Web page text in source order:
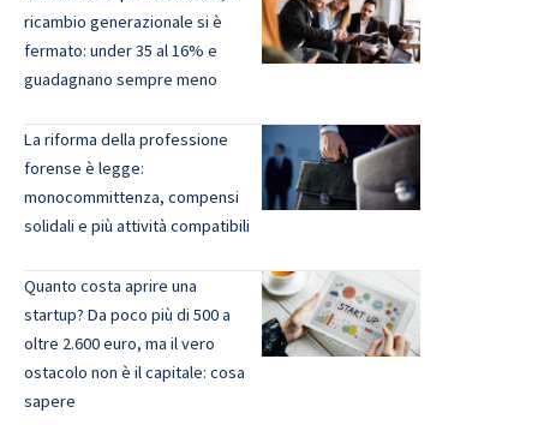
ricambio generazionale si è
fermato: under 35 al 16% e
guadagnano sempre meno
La riforma della professione
forense è legge:
monocommittenza, compensi
solidali e più attività compatibili
Quanto costa aprire una
startup? Da poco più di 500 a
oltre 2.600 euro, ma il vero
ostacolo non è il capitale: cosa
sapere